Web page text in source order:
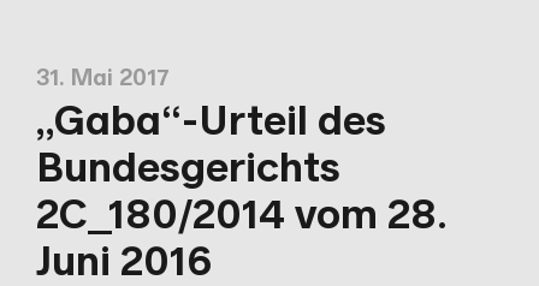
31. Mai 2017
„Gaba“-Urteil des
Bundesgerichts
2C_180/2014 vom 28.
Juni 2016